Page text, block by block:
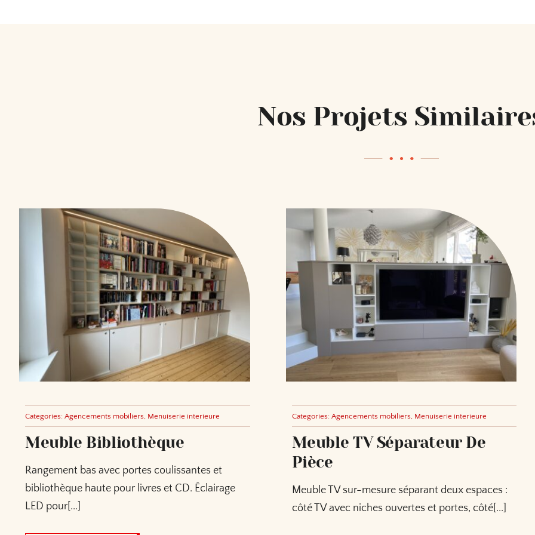
Nos Projets
Categories: Agencements mobiliers, Menuiserie interieure
Meuble Bibliothèque
Rangement bas avec portes coulissantes et
bibliothèque haute pour livres et CD. Éclairage
LED pour[...]
Categories: Agencements mobiliers, Menuiserie interieure
Meuble TV Séparateur De
Pièce
Meuble TV sur-mesure séparant deux espaces :
côté TV avec niches ouvertes et portes, côté[...]